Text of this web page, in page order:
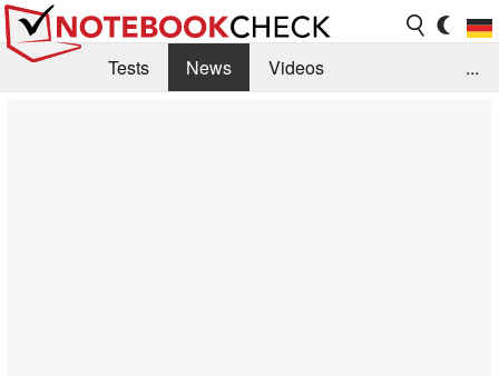
Tests News
Videos
...